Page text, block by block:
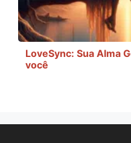
LoveSync: Sua Alma
você